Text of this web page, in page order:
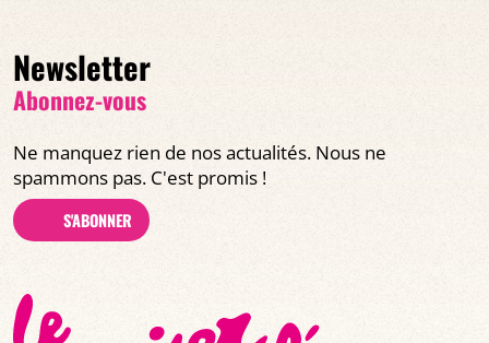
Newsletter
Abonnez-vous
Ne manquez rien de nos actualités. Nous ne
spammons pas. C'est promis !
S'ABONNER